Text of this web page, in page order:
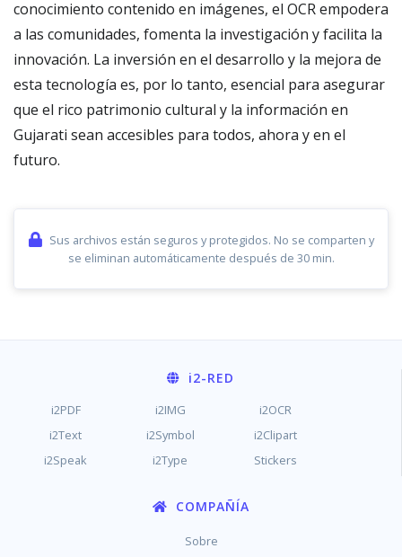
conocimiento contenido en imágenes, el OCR empodera
a las comunidades, fomenta la investigación y facilita la
innovación. La inversión en el desarrollo y la mejora de
esta tecnología es, por lo tanto, esencial para asegurar
que el rico patrimonio cultural y la información en
Gujarati sean accesibles para todos, ahora y en el
futuro.
Sus archivos están seguros y protegidos. No se comparten y
se eliminan automáticamente después de 30 min.
i2-RED
i2PDF i2IMG
i2OCR
i2Text
i2Symbol
i2Clipart
i2Speak
i2Type Stickers
COMPAÑÍA
Sobre